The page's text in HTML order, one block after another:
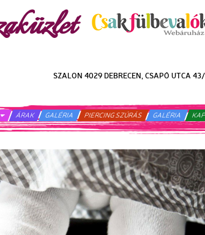
SZALON 4029 DEBRECEN, CSAPÓ UTCA
ÁRAK GALÉRIA PIERCING SZÚRÁS GALÉRIA